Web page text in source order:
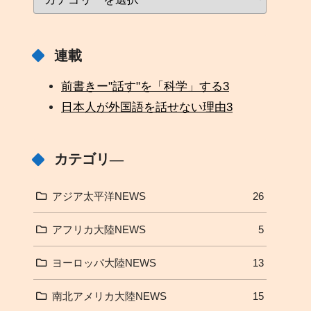
連載
前書きー"話す"を「科学」する3
日本人が外国語を話せない理由3
カテゴリ―
アジア太平洋NEWS 26
アフリカ大陸NEWS 5
ヨーロッパ大陸NEWS 13
南北アメリカ大陸NEWS 15